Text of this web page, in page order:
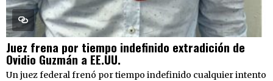
Juez frena por tiempo indefinido extradición de
Ovidio Guzmán a EE.UU.
Un juez federal frenó por tiempo indefinido cualquier intento